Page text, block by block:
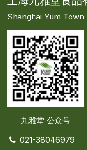
Shanghai Yum Town
九雅堂 公众号
021-38046979